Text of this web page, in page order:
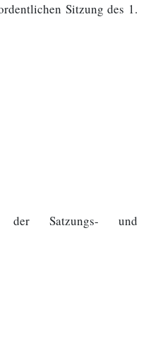
Sitzung des 1.
Satzungs- und